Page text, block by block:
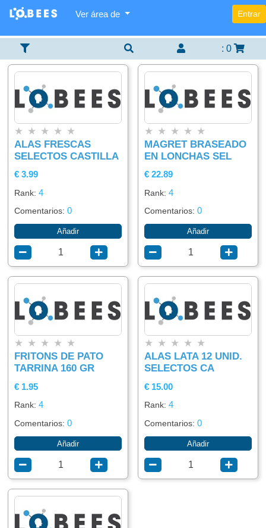
Ver área de Entrar
:0
Categorías
×
Alimentación
Lista
Items
×
Agregar
item
Buscador
×
★ ★ ★ ★ ★
ALAS FRESCAS
SELECTOS CASTILLA
€ 3.99
Rank:4
Comentarios:0
Añadir
★ ★ ★ ★ ★
MAGRET BRASEADO
EN LONCHAS SEL
€ 22.89
Rank:4
Comentarios:0
Añadir
★ ★ ★ ★ ★
FRITONS DE PATO
TARRINA 160 GR
€ 1.95
Rank:4
Comentarios:0
Añadir
★ ★ ★ ★ ★
ALAS LATA 12 UNID.
SELECTOS CA
€ 15.00
Rank:4
Comentarios:0
Añadir